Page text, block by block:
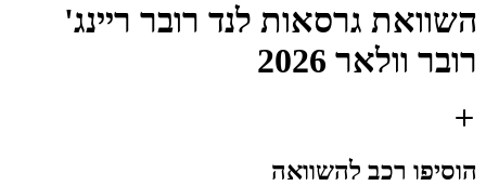
השוואת גרסאות לנד רובר ריינג'
רובר וולאר 2026
הוסיפו רכב להשוואה